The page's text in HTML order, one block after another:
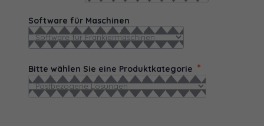
Software für Maschinen
Bitte wählen Sie eine Produktkategorie *